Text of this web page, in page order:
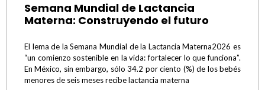
Semana Mundial de Lactancia
Materna: Construyendo el futuro
El lema de la Semana Mundial de la Lactancia Materna2026 es
“un comienzo sostenible en la vida: fortalecer lo que funciona”.
En México, sin embargo, sólo 34.2 por ciento (%) de los bebés
menores de seis meses recibe lactancia materna